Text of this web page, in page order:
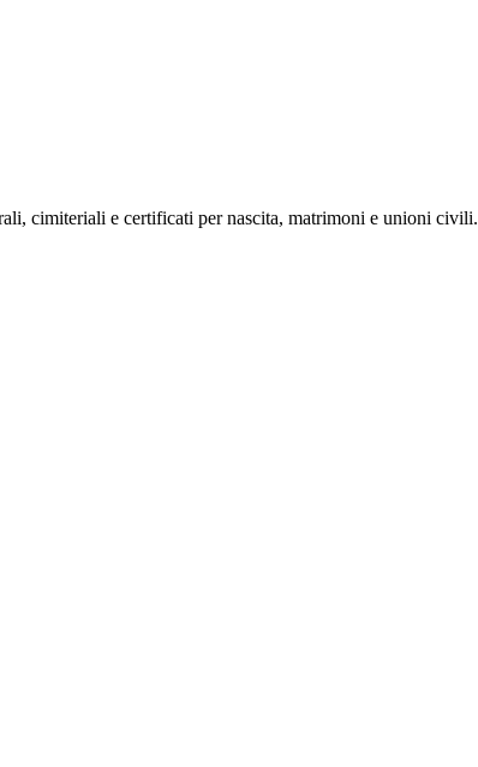
cimiteriali e certificati per nascita, matrimoni e unioni civili.